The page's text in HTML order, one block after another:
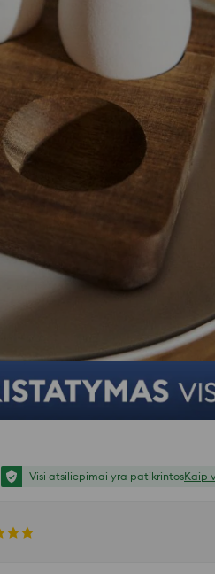
Visi atsiliepimai yra patikrintosKaip